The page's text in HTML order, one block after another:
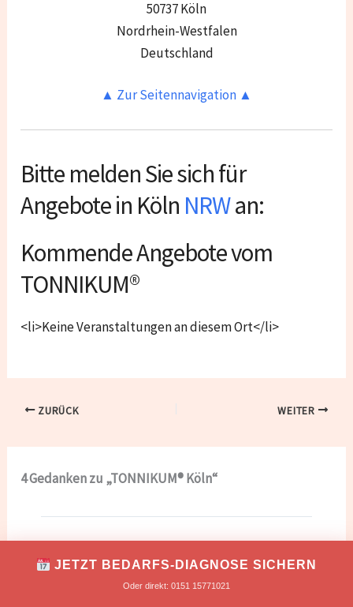
JETZT BEDARFS-DIAGNOSE SICHERN
Oder direkt: 0151 15771021
50737 Köln
Nordrhein-Westfalen
Deutschland
▲ Zur Seitennavigation ▲
Bitte melden Sie sich für
Angebote in Köln NRWan:
Kommende Angebote vom
TONNIKUM®
<li>Keine Veranstaltungen an diesem Ort</li>
ZURÜCK WEITER
4 Gedanken zu „TONNIKUM® Köln“
Unternehmensberater für
Existenzgründung Markus Tonn